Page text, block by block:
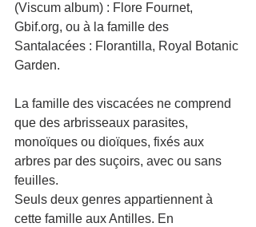
(Viscum album) : Flore Fournet,
Gbif.org, ou à la famille des
Santalacées : Florantilla, Royal Botanic
Garden.
La famille des viscacées ne comprend
que des arbrisseaux parasites,
monoïques ou dioïques, fixés aux
arbres par des suçoirs, avec ou sans
feuilles.
Seuls deux genres appartiennent à
cette famille aux Antilles. En